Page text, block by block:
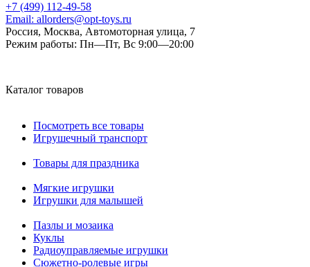
+7 (499) 112-49-58
Email: allorders@opt-toys.ru
Россия, Москва, Автомоторная улица, 7
Режим работы: Пн—Пт, Вс 9:00—20:00
Каталог товаров
Посмотреть все товары
Игрушечный транспорт
Товары для праздника
Мягкие игрушки
Игрушки для малышей
Пазлы и мозаика
Куклы
Радиоуправляемые игрушки
Сюжетно-ролевые игры